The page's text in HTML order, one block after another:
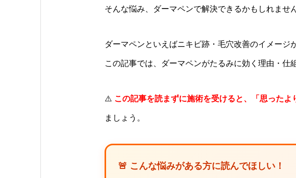
そんな悩み、ダーマペンで解決できるかもしれません
ダーマペンといえばニキビ跡・毛穴改善のイメージ
この記事では、ダーマペンがたるみに効く理由・仕
⚠️ この記事を読まずに施術を受けると、「思った
ましょう。
🚨 こんな悩みがある方に読んでほしい！